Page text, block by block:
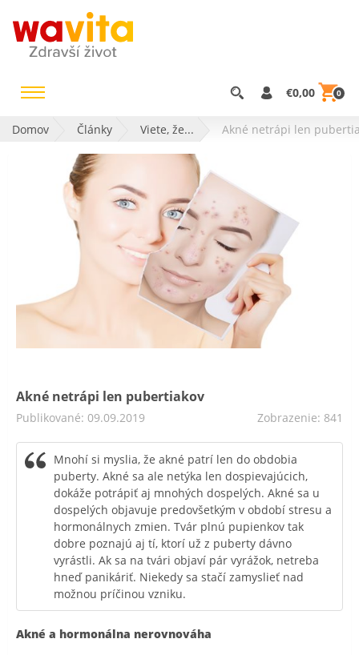
€0,00 0
Domov Články Viete, že... Akné netrápi len
Akné netrápi len pubertiakov
Publikované: 09.09.2019 Zobrazenie: 841
Mnohí si myslia, že akné patrí len do obdobia
puberty. Akné sa ale netýka len dospievajúcich,
dokáže potrápiť aj mnohých dospelých. Akné sa u
dospelých objavuje predovšetkým v období stresu a
hormonálnych zmien. Tvár plnú pupienkov tak
dobre poznajú aj tí, ktorí už z puberty dávno
vyrástli. Ak sa na tvári objaví pár vyrážok, netreba
hneď panikáriť. Niekedy sa stačí zamyslieť nad
možnou príčinou vzniku.
Akné a hormonálna nerovnováha